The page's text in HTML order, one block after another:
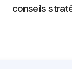
conseils